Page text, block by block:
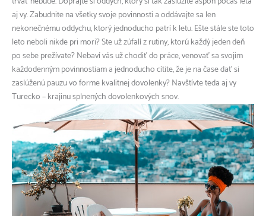
aj vy. Zabudnite na všetky svoje povinnosti a oddávajte sa len
nekonečnému oddychu, ktorý jednoducho patrí k letu. Ešte stále ste toto
leto neboli nikde pri mori? Ste už zúfalí z rutiny, ktorú každý jeden deň
po sebe prežívate? Nebaví vás už chodiť do práce, venovať sa svojim
každodenným povinnostiam a jednoducho cítite, že je na čase dať si
zaslúženú pauzu vo forme kvalitnej dovolenky? Navštívte teda aj vy
Turecko – krajinu splnených dovolenkových snov.